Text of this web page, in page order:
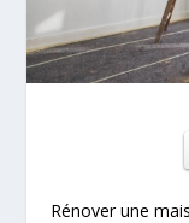
Rénover une